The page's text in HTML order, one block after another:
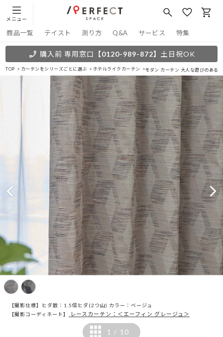
メニュー
商品一覧 テイスト 測り方 Q&A サービス 特集
購入前 専用窓口 【0120-989-872】 土日祝OK
TOP カーテンをシリーズごとに選ぶ ホテルライクカーテン モダン カーテン 大人な遊びのある
【撮影仕様】ヒダ数：1.5倍ヒダ(2つ山) カラー：ベージュ
【撮影コーディネート】
レースカーテン：＜エーフィン グレージュ＞
1 / 10